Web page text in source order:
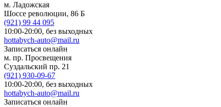
м. Ладожская
Шоссе революции, 86 Б
(921) 99 44 095
10:00-20:00, без выходных
hottabych-auto@mail.ru
Записаться онлайн
м. пр. Просвещения
Суздальский пр. 21
(921) 930-09-67
10:00-20:00, без выходных
hottabych-auto@mail.ru
Записаться онлайн